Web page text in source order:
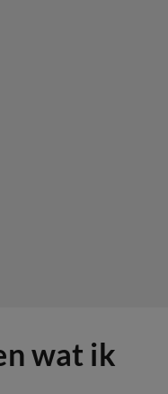
wat ik